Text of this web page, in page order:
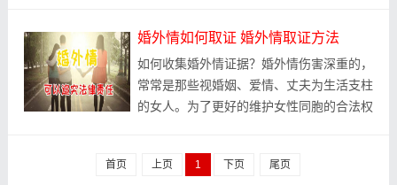
婚外情如何取证 婚外情取证方法
如何收集婚外情证据？婚外情伤害深重的，
常常是那些视婚姻、爱情、丈夫为生活支柱
的女人。为了更好的维护女性同胞的合法权
首页 上页 1 下页 尾页